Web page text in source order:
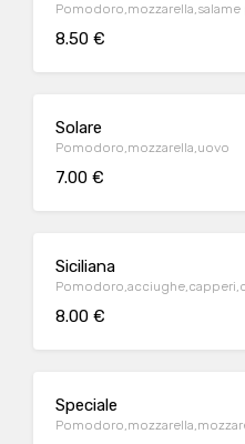
Pomodoro,mozzarella,salame
8.50 €
Solare
Pomodoro,mozzarella,uovo
7.00 €
Siciliana
8.00 €
Speciale